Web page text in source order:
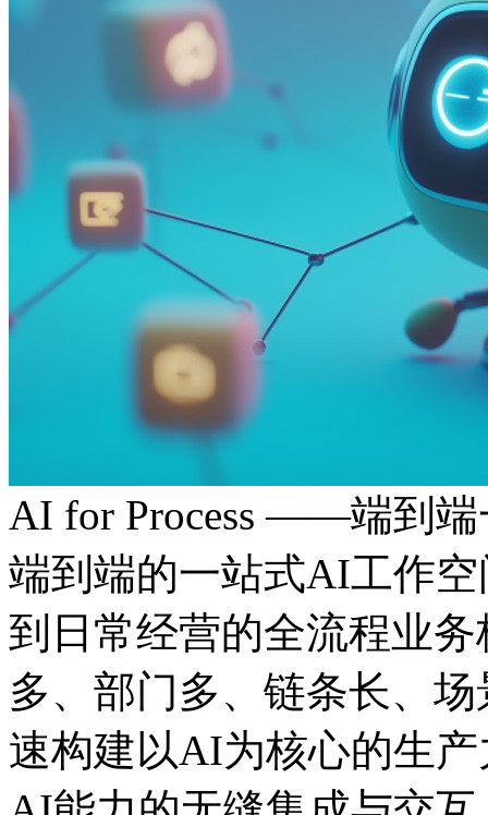
AI for Process ——端到
端到端的一站式AI工作
到日常经营的全流程业务
多、部门多、链条长
速构建以AI为核心的生产